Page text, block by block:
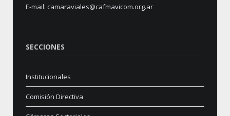
E-mail: camaraviales@cafmavicom.org.ar
SECCIONES
Institucionales
Comisión Directiva